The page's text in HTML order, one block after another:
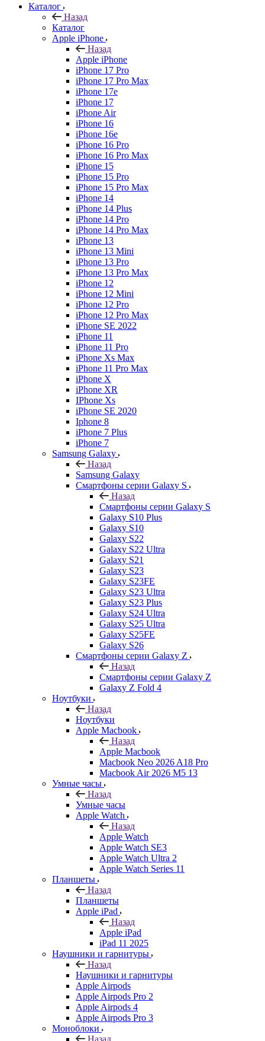
Каталог
Назад
Каталог
Apple iPhone
Назад
Apple iPhone
iPhone 17 Pro
iPhone 17 Pro Max
iPhone 17e
iPhone 17
iPhone Air
iPhone 16
iPhone 16e
iPhone 16 Pro
iPhone 16 Pro Max
iPhone 15
iPhone 15 Pro
iPhone 15 Pro Max
iPhone 14
iPhone 14 Plus
iPhone 14 Pro
iPhone 14 Pro Max
iPhone 13
iPhone 13 Mini
iPhone 13 Pro
iPhone 13 Pro Max
iPhone 12
iPhone 12 Mini
iPhone 12 Pro
iPhone 12 Pro Max
iPhone SE 2022
iPhone 11
iPhone 11 Pro
iPhone Xs Max
iPhone 11 Pro Max
iPhone X
iPhone XR
IPhone Xs
iPhone SE 2020
Iphone 8
iPhone 7 Plus
iPhone 7
Samsung Galaxy
Назад
Samsung Galaxy
Смартфоны серии Galaxy S
Назад
Смартфоны серии Galaxy S
Galaxy S10 Plus
Galaxy S10
Galaxy S22
Galaxy S22 Ultra
Galaxy S21
Galaxy S23
Galaxy S23FE
Galaxy S23 Ultra
Galaxy S23 Plus
Galaxy S24 Ultra
Galaxy S25 Ultra
Galaxy S25FE
Galaxy S26
Смартфоны серии Galaxy Z
Назад
Смартфоны серии Galaxy Z
Galaxy Z Fold 4
Ноутбуки
Назад
Ноутбуки
Apple Macbook
Назад
Apple Macbook
Macbook Neo 2026 A18 Pro
Macbook Air 2026 M5 13
Умные часы
Назад
Умные часы
Apple Watch
Назад
Apple Watch
Apple Watch SE3
Apple Watch Ultra 2
Apple Watch Series 11
Планшеты
Назад
Планшеты
Apple iPad
Назад
Apple iPad
iPad 11 2025
Наушники и гарнитуры
Назад
Наушники и гарнитуры
Apple Airpods
Apple Airpods Pro 2
Apple Airpods 4
Apple Airpods Pro 3
Моноблоки
Назад